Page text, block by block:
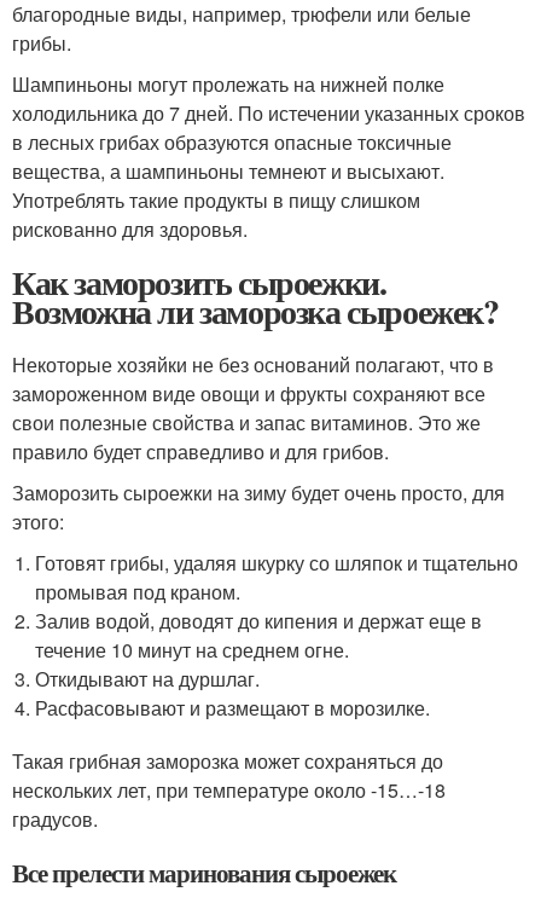
благородные виды, например, трюфели или белые
грибы.
Шампиньоны могут пролежать на нижней полке
холодильника до 7 дней. По истечении указанных сроков
в лесных грибах образуются опасные токсичные
вещества, а шампиньоны темнеют и высыхают.
Употреблять такие продукты в пищу слишком
рискованно для здоровья.
Как заморозить сыроежки.
Возможна ли заморозка сыроежек?
Некоторые хозяйки не без оснований полагают, что в
замороженном виде овощи и фрукты сохраняют все
свои полезные свойства и запас витаминов. Это же
правило будет справедливо и для грибов.
Заморозить сыроежки на зиму будет очень просто, для
этого:
Готовят грибы, удаляя шкурку со шляпок и тщательно
промывая под краном.
Залив водой, доводят до кипения и держат еще в
течение 10 минут на среднем огне.
Откидывают на дуршлаг.
Расфасовывают и размещают в морозилке.
Такая грибная заморозка может сохраняться до
нескольких лет, при температуре около -15…-18
градусов.
Все прелести маринования сыроежек